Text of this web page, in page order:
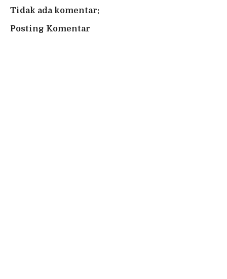
Tidak ada komentar:
Posting Komentar